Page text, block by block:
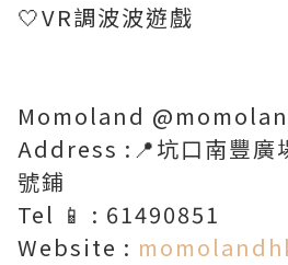
🤍VR調波波遊戲
Momoland
Address :📍坑口南豐廣
號鋪
Tel 📱 : 61490851
Website :